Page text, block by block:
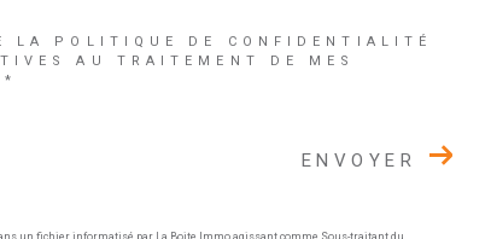
LA POLITIQUE DE CONFIDENTIALITÉ
AU TRAITEMENT DE MES
ENVOYER
un fichier informatisé par La Boite Immo agissant comme Sous-traitant du